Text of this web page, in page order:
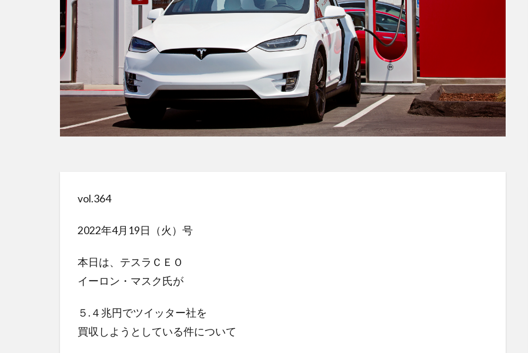
vol.364
2022年4月19日（火）号
本日は、テスラＣＥＯ
イーロン・マスク氏が
５.４兆円でツイッター社を
買収しようとしている件について